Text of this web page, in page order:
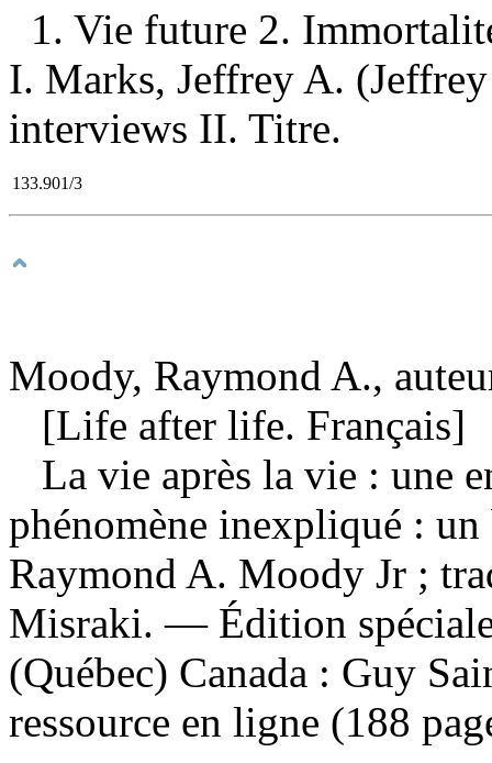
1. Vie future 2.
I. Marks, Jeffrey A.
interviews II. Titre.
133.901/3
Moody, Raymond A.,
[Life after life. Français]
La vie après la vie : une
phénomène inexpliqué :
Raymond A. Moody Jr ;
Misraki. — Édition
(Québec) Canada : Guy
ressource en ligne (188